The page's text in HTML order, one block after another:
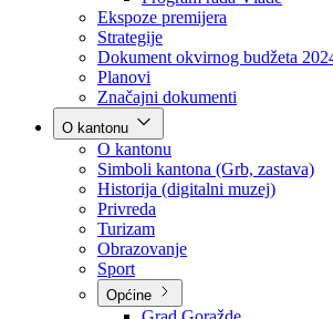
Vlada
Poslovnik
Program rada Vlade
Ekspoze premijera
Strategije
Dokument okvirnog budžeta
Planovi
Značajni dokumenti
O kantonu
O kantonu
Simboli kantona (Grb, zastava)
Historija (digitalni muzej)
Privreda
Turizam
Obrazovanje